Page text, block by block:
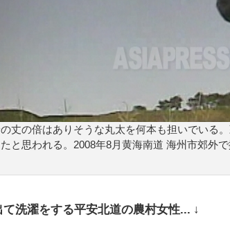
丈の倍はありそうな丸太を何本も担いでいる
と思われる。2008年8月黄海南道 海州市郊外
洗濯をする平安北道の農村女性... ↓